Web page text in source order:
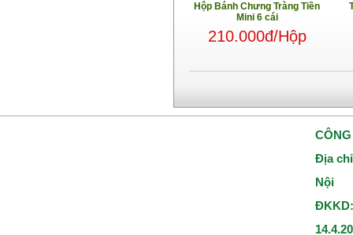
Hộp Bánh Chưng Tràng Tiền
Mini 6 cái
210.000đ/Hộp
Địa
Nội